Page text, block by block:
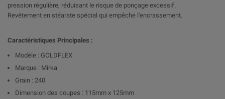
pression régulière, réduisant le risque de ponçage excessif.
Revêtement en stéarate spécial qui empêche l'encrassement.
Caractéristiques Principales :
Modèle : GOLDFLEX
Marque : Mirka
Grain : 240
Dimension des coupes : 115mm x 125mm